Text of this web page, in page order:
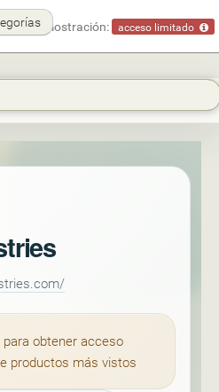
demostración: acceso limitado
para obtener acceso
productos más vistos